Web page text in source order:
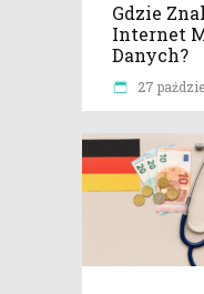
Gdzie
Internet
Danych?
27